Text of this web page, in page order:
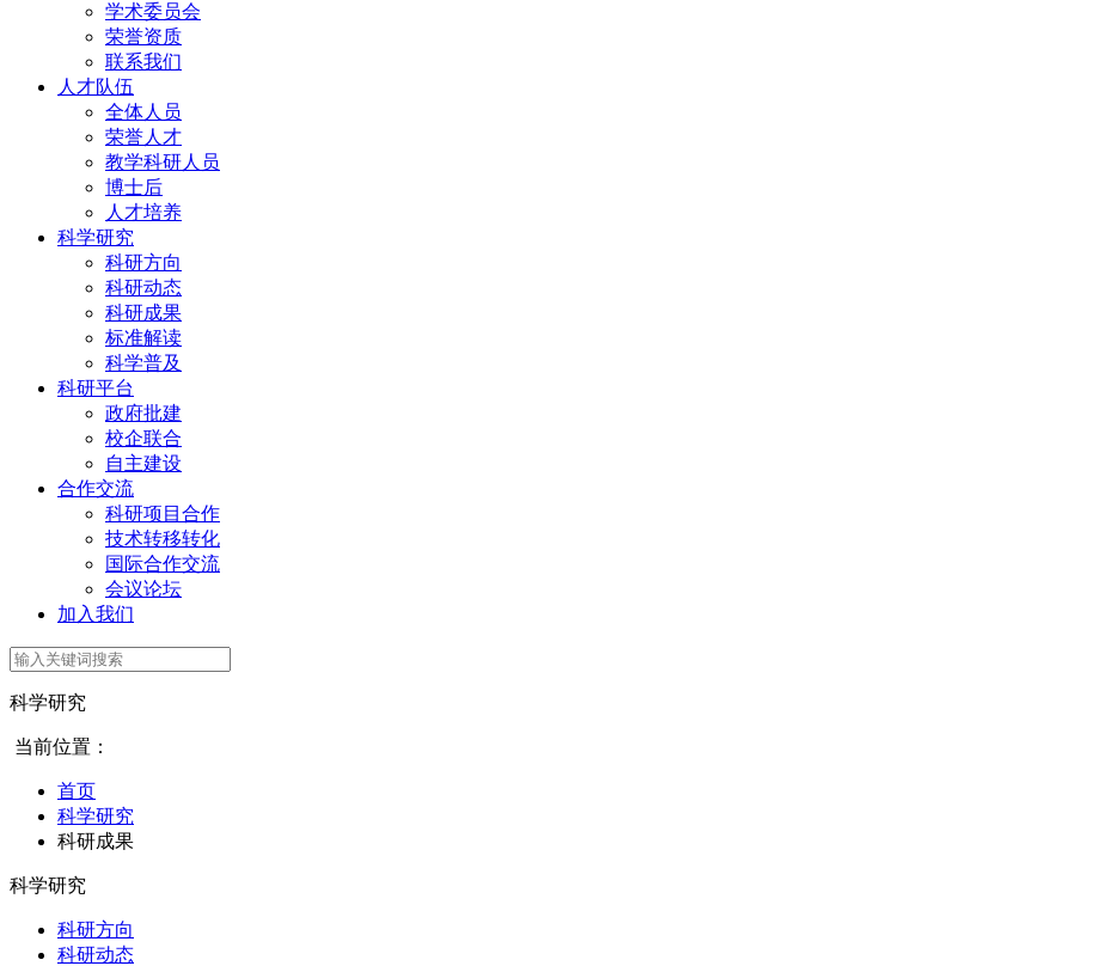
学术委员会
荣誉资质
联系我们
人才队伍
全体人员
荣誉人才
教学科研人员
博士后
人才培养
科学研究
科研方向
科研动态
科研成果
标准解读
科学普及
科研平台
政府批建
校企联合
自主建设
合作交流
科研项目合作
技术转移转化
国际合作交流
会议论坛
加入我们
科学研究
当前位置：
首页
科学研究
科研成果
科学研究
科研方向
科研动态